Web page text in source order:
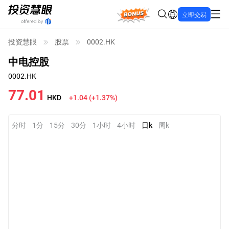
Bonus 立即交易
投资慧眼 股票 0002.HK
中电控股
0002.HK
77.01 HKD +1.04 (+1.37%)
分时 1分 15分 30分 1小时 4小时 日k 周k